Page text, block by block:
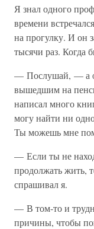
Я знал одного
времени
на прогулку. И он
тысячи раз. Когда
— Послушай, — а
вышедшим на
написал много
могу найти ни
Ты можешь мне
— Если ты не
продолжать жить,
спрашивал я.
— В том-то и
причины, чтобы